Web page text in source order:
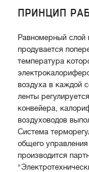
ПРИНЦИП
Равномерный слой
продувается
температура
воздуха в каждой
ленты
конвейера,
воздуховодов
Система
общего
производится